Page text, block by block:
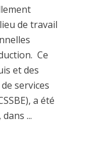
de travail
Ce
et des
services
a été
...